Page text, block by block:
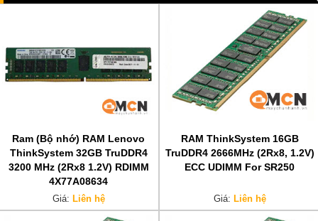
Ram (Bộ nhớ) RAM Lenovo
ThinkSystem 32GB TruDDR4
3200 MHz (2Rx8 1.2V) RDIMM
4X77A08634
Giá: Liên hệ
RAM ThinkSystem 16GB
TruDDR4 2666MHz (2Rx8, 1.2V)
ECC UDIMM For SR250
Giá: Liên hệ